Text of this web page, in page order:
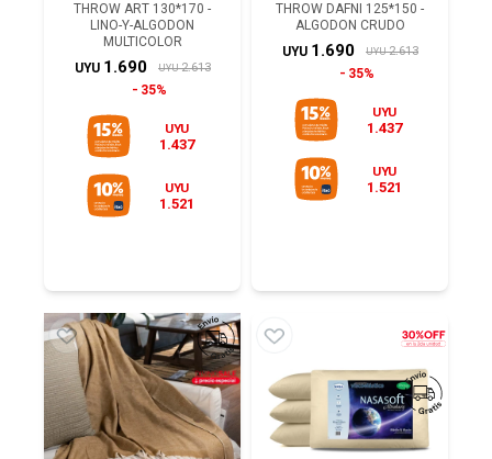
THROW ART 130*170 -
LINO-Y-ALGODON
MULTICOLOR
UYU 1.690 UYU 2.613
35%
UYU
1.437
UYU
1.521
THROW DAFNI 125*150 -
ALGODON CRUDO
UYU 1.690 UYU 2.613
35%
UYU
1.437
UYU
1.521